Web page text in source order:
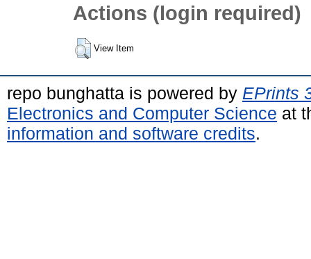
Actions (login required)
View Item
repo bunghatta is powered by EPrints
Electronics and Computer Science at
information and software credits.